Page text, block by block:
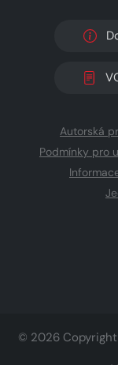
Autorská
Podmínky pro
© 2026 Copyright